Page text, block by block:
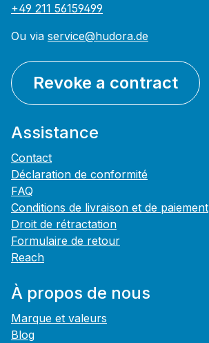
+49 211 56159499
Ou via service@hudora.de
Revoke a contract
Assistance
Contact
Déclaration de conformité
FAQ
Conditions de livraison et de paiement
Droit de rétractation
Formulaire de retour
Reach
À propos de nous
Marque et valeurs
Blog